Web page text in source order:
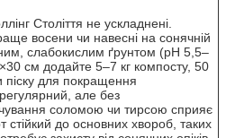
Століття не ускладнені.
восени чи навесні на сонячній
слабокислим ґрунтом (pH 5,5–
см додайте 5–7 кг компосту, 50
піску для покращення
але без
соломою чи тирсою сприяє
до основних хвороб, таких